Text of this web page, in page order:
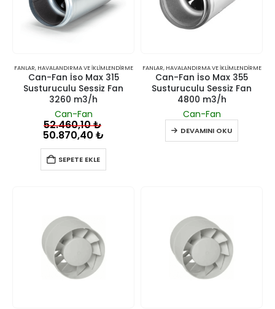
FANLAR, HAVALANDIRMA VE İKLIMLENDIRME
Can-Fan İso Max 315
Susturuculu Sessiz Fan
3260 m3/h
Can-Fan
52.460,10₺
50.870,40 ₺
SEPETE EKLE
FANLAR, HAVALANDIRMA VE İKLIMLENDIRME
Can-Fan İso Max 355
Susturuculu Sessiz Fan
4800 m3/h
Can-Fan
DEVAMINI OKU